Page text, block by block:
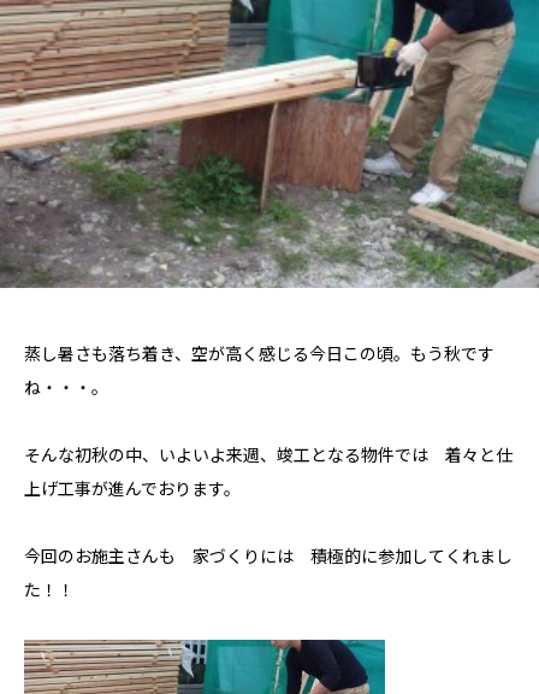
蒸し暑さも落ち着き、空が高く感じる今日この頃。もう秋です
ね・・・。
そんな初秋の中、いよいよ来週、竣工となる物件では 着々と仕
上げ工事が進んでおります。
今回のお施主さんも 家づくりには 積極的に参加してくれまし
た！！